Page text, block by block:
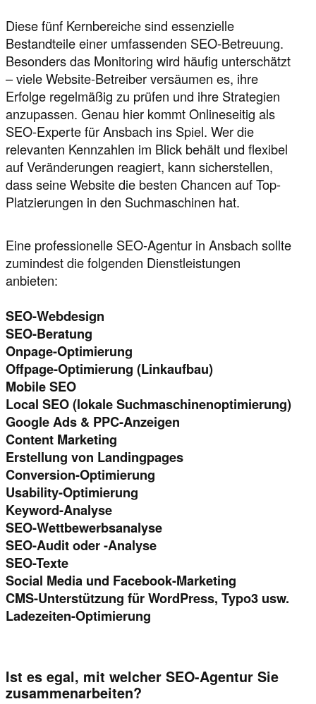
Diese fünf Kernbereiche sind essenzielle
Bestandteile einer umfassenden SEO-Betreuung.
Besonders das Monitoring wird häufig unterschätzt
– viele Website-Betreiber versäumen es, ihre
Erfolge regelmäßig zu prüfen und ihre Strategien
anzupassen. Genau hier kommt Onlineseitig als
SEO-Experte für Ansbach ins Spiel. Wer die
relevanten Kennzahlen im Blick behält und flexibel
auf Veränderungen reagiert, kann sicherstellen,
dass seine Website die besten Chancen auf Top-
Platzierungen in den Suchmaschinen hat.
Eine professionelle SEO-Agentur in Ansbach sollte
zumindest die folgenden Dienstleistungen
anbieten:
SEO-Webdesign
SEO-Beratung
Onpage-Optimierung
Offpage-Optimierung (Linkaufbau)
Mobile SEO
Local SEO (lokale Suchmaschinenoptimierung)
Google Ads & PPC-Anzeigen
Content Marketing
Erstellung von Landingpages
Conversion-Optimierung
Usability-Optimierung
Keyword-Analyse
SEO-Wettbewerbsanalyse
SEO-Audit oder -Analyse
SEO-Texte
Social Media und Facebook-Marketing
CMS-Unterstützung für WordPress, Typo3 usw.
Ladezeiten-Optimierung
Ist es egal, mit welcher SEO-Agentur Sie
zusammenarbeiten?